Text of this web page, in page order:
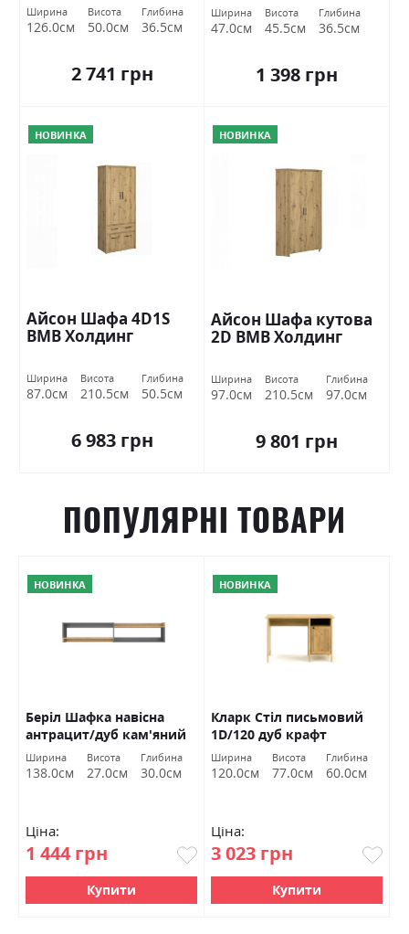
Ширина
126.0см
Висота
50.0см
Глибина
36.5см
2 741 грн
Ширина
47.0см
Висота
45.5см
Глибина
36.5см
1 398 грн
НОВИНКА
Айсон Шафа 4D1S
ВМВ Холдинг
Ширина
87.0см
Висота
210.5см
Глибина
50.5см
6 983 грн
НОВИНКА
Айсон Шафа кутова
2D ВМВ Холдинг
Ширина
97.0см
Висота
210.5см
Глибина
97.0см
9 801 грн
ПОПУЛЯРНІ ТОВАРИ
НОВИНКА
Беріл Шафка навісна
антрацит/дуб кам'яний
ВМВ Холдинг
Ширина
138.0см
Висота
27.0см
Глибина
30.0см
Ціна:
1 444 грн
Купити
НОВИНКА
Кларк Стіл письмовий
1D/120 дуб крафт
золотий ВМВ Холдинг
Ширина
120.0см
Висота
77.0см
Глибина
60.0см
Ціна:
3 023 грн
Купити